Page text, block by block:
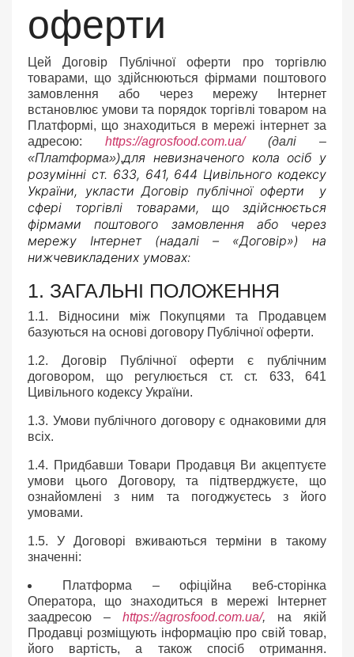
оферти
Цей Договір Публічної оферти про торгівлю
товарами, що здійснюються фірмами поштового
замовлення або через мережу Інтернет
встановлює умови та порядок торгівлі товаром на
Платформі, що знаходиться в мережі інтернет за
адресою: https://agrosfood.com.ua/
(далі –
«Платформа»),для невизначеного кола осіб у
розумінні ст. 633, 641, 644 Цивільного кодексу
України, укласти Договір публічної оферти у
сфері торгівлі товарами, що здійснюється
фірмами поштового замовлення або через
мережу Інтернет (надалі – «Договір») на
нижчевикладених умовах:
1. ЗАГАЛЬНІ ПОЛОЖЕННЯ
1.1. Відносини між Покупцями та Продавцем
базуються на основі договору Публічної оферти.
1.2. Договір Публічної оферти є публічним
договором, що регулюється ст. ст. 633, 641
Цивільного кодексу України.
1.3. Умови публічного договору є однаковими для
всіх.
1.4. Придбавши Товари Продавця Ви акцептуєте
умови цього Договору, та підтверджуєте, що
ознайомлені з ним та погоджуєтесь з його
умовами.
1.5. У Договорі вживаються терміни в такому
значенні:
Платформа –
офіційна веб-сторінка
Оператора, що знаходиться в мережі Інтернет
заадресою – https://agrosfood.com.ua/, на якій
Продавці розміщують інформацію про свій товар,
його вартість, а також спосіб отримання.